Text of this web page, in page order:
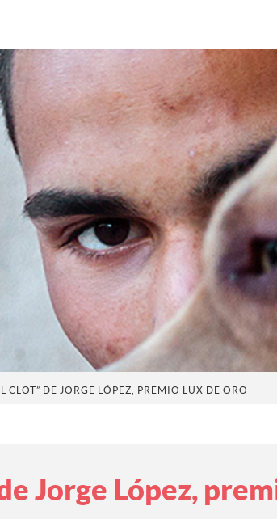
CLOT” DE JORGE LÓPEZ, PREMIO LUX DE ORO
Jorge López,